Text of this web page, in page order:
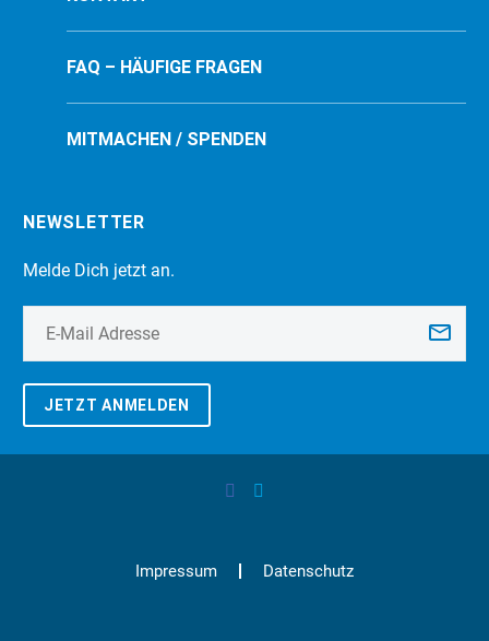
FAQ – HÄUFIGE FRAGEN
MITMACHEN / SPENDEN
NEWSLETTER
Melde Dich jetzt an.
JETZT ANMELDEN
Impressum Datenschutz